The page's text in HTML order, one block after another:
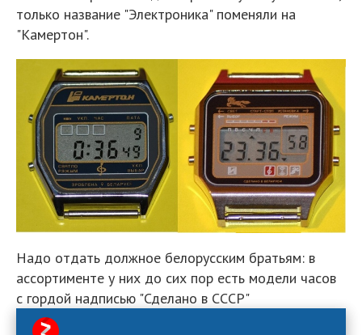
только название "Электроника" поменяли на
"Камертон".
Надо отдать должное белорусским братьям: в
ассортименте у них до сих пор есть модели часов
с гордой надписью "Сделано в СССР"